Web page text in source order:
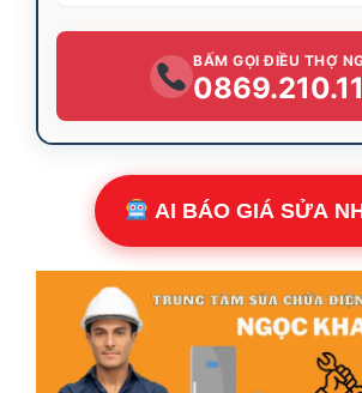
BẤM GỌI ĐIỀU THỢ
AI BÁO GIÁ SỬA